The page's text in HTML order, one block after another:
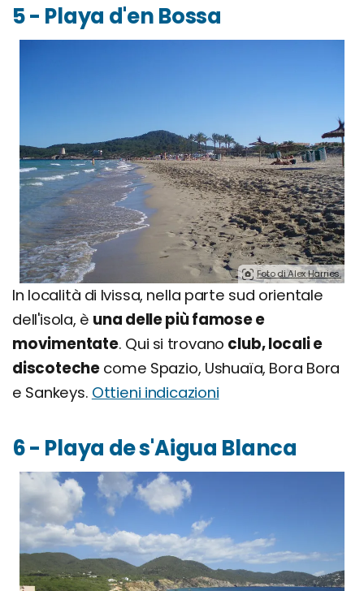
5 - Playa d'en Bossa
Foto di Alex Harries.
In località di Ivissa, nella parte sud orientale
dell'isola, è una delle più famose e
movimentate. Qui si trovano club, locali e
discoteche come Spazio, Ushuaïa, Bora Bora
e Sankeys. Ottieni indicazioni
6 - Playa de s'Aigua Blanca